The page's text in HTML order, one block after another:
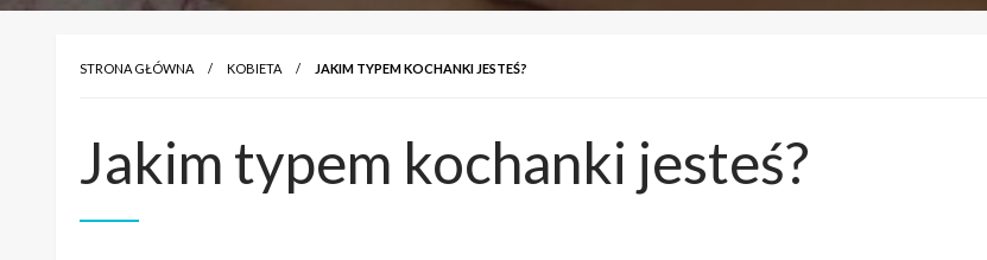
STRONA GŁÓWNA KOBIETA JAKIM TYPEM KOCHANKI JESTEŚ?
Jakim typem kochanki jesteś?